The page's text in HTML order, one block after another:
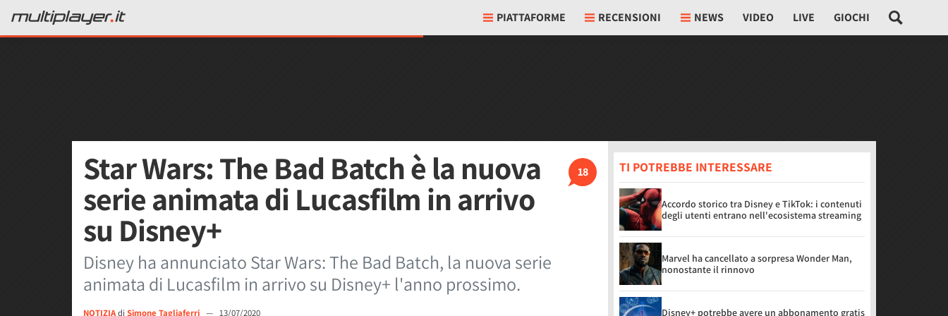
PIATTAFORME RECENSIONI NEWS VIDEO LIVE GIOCHI
18
Star Wars: The Bad Batch è la nuova
serie animata di Lucasfilm in arrivo
su Disney+
Disney ha annunciato Star Wars: The Bad Batch, la nuova serie
animata di Lucasfilm in arrivo su Disney+ l'anno prossimo.
NOTIZIAdi Simone Tagliaferri — 13/07/2020
TI POTREBBE INTERESSARE
Accordo storico tra Disney e TikTok: i contenuti
degli utenti entrano nell'ecosistema streaming
Marvel ha cancellato a sorpresa Wonder Man,
nonostante il rinnovo
Disney+ potrebbe avere un abbonamento gratis